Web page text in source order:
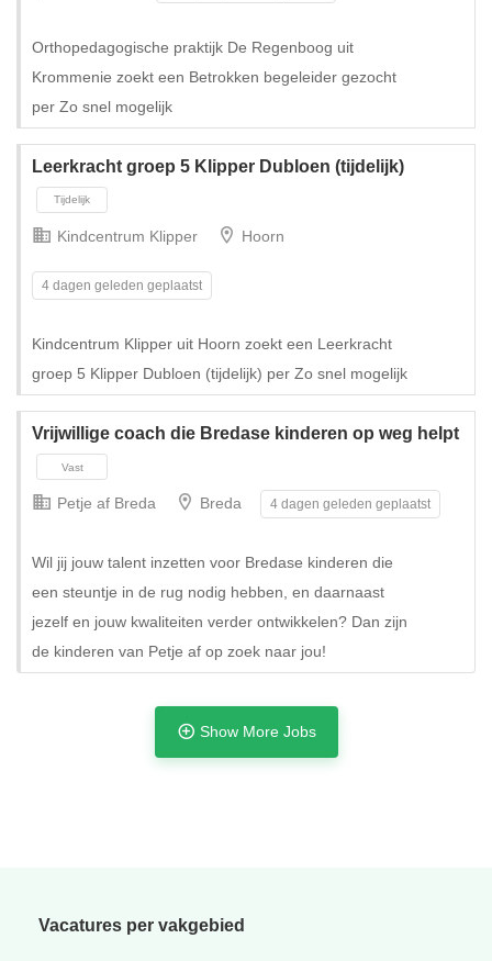
Tijdelijk met uitzicht op vast
Orthopedagogische praktijk De Regenboog uit
Krommenie zoekt een Betrokken begeleider gezocht
per Zo snel mogelijk
Leerkracht groep 5 Klipper Dubloen (tijdelijk)
Kindcentrum Klipper Hoorn
4 dagen geleden geplaatst
Kindcentrum Klipper uit Hoorn zoekt een Leerkracht
groep 5 Klipper Dubloen (tijdelijk) per Zo snel mogelijk
Vrijwillige coach die Bredase kinderen op weg helpt
Petje af Breda Breda 4 dagen geleden geplaatst
Wil jij jouw talent inzetten voor Bredase kinderen die
een steuntje in de rug nodig hebben, en daarnaast
jezelf en jouw kwaliteiten verder ontwikkelen? Dan zijn
de kinderen van Petje af op zoek naar jou!
Show More Jobs
Vacatures per vakgebied